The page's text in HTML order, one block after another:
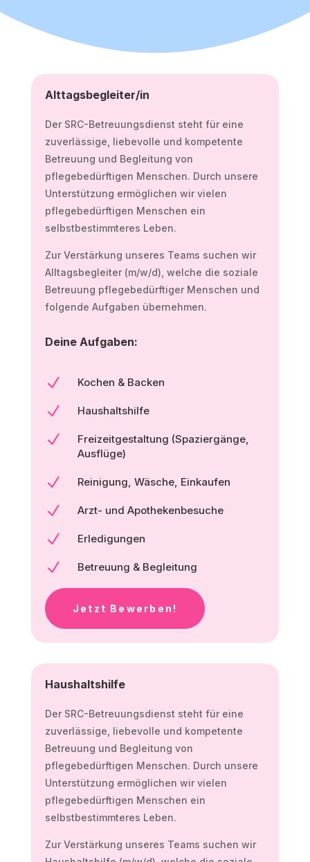
Alttagsbegleiter/in
Der SRC-Betreuungsdienst steht für eine
zuverlässige, liebevolle und kompetente
Betreuung und Begleitung von
pflegebedürftigen Menschen. Durch unsere
Unterstützung ermöglichen wir vielen
pflegebedürftigen Menschen ein
selbstbestimmteres Leben.
Zur Verstärkung unseres Teams suchen wir
Alltagsbegleiter (m/w/d), welche die soziale
Betreuung pflegebedürftiger Menschen und
folgende Aufgaben übernehmen.
Deine Aufgaben:
N Kochen & Backen
N Haushaltshilfe
N
Freizeitgestaltung (Spaziergänge,
Ausflüge)
N Reinigung, Wäsche, Einkaufen
N Arzt- und Apothekenbesuche
N Erledigungen
N Betreuung & Begleitung
Jetzt Bewerben!
Haushaltshilfe
Der SRC-Betreuungsdienst steht für eine
zuverlässige, liebevolle und kompetente
Betreuung und Begleitung von
pflegebedürftigen Menschen. Durch unsere
Unterstützung ermöglichen wir vielen
pflegebedürftigen Menschen ein
selbstbestimmteres Leben.
Zur Verstärkung unseres Teams suchen wir